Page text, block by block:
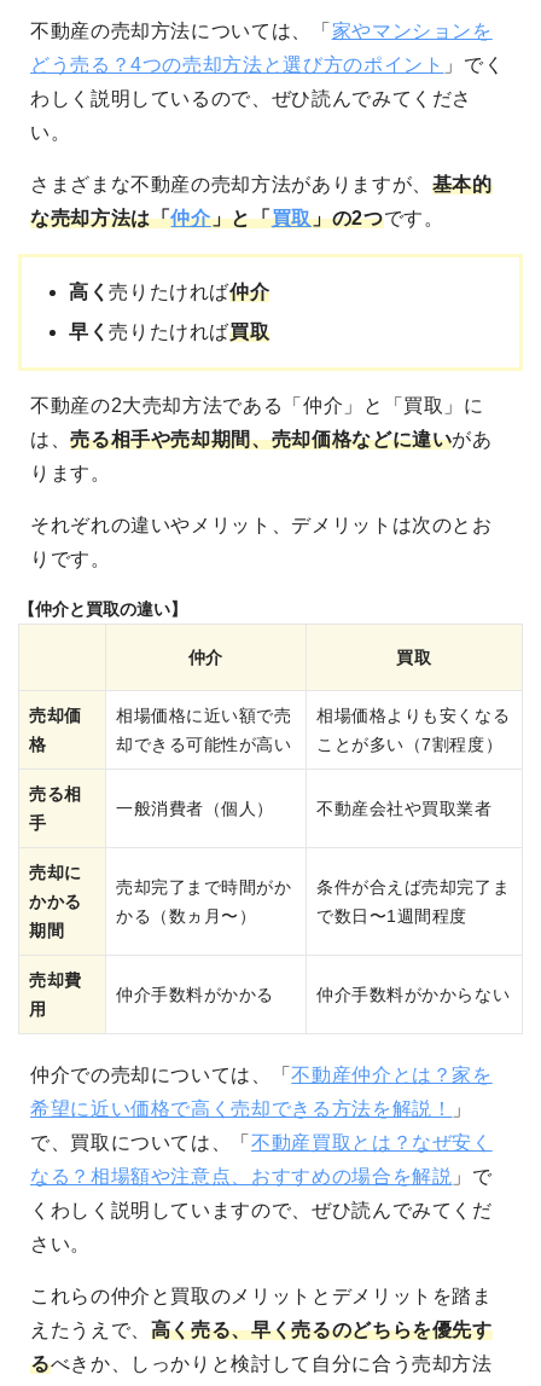
不動産の売却方法については、「 家やマンションを
どう売る？4つの売却方法と選び方のポイント 」でく
わしく説明しているので、ぜひ読んでみてくださ
い。
さまざまな不動産の売却方法がありますが、 基本的
な売却方法は「仲介」と「買取」の2つです。
高く売りたければ仲介
早く売りたければ買取
不動産の2大売却方法である「仲介」と「買取」に
は、売る相手や売却期間、売却価格などに違いがあ
ります。
それぞれの違いやメリット、デメリットは次のとお
りです。
【仲介と買取の違い】
仲介 買取
売却価
格
相場価格に近い額で売
却できる可能性が高い
相場価格よりも安くなる
ことが多い（7割程度）
売る相
手
一般消費者（個人） 不動産会社や買取業者
売却に
かかる
期間
売却完了まで時間がか
かる（数ヵ月〜）
条件が合えば売却完了ま
で数日〜1週間程度
売却費
用
仲介手数料がかかる 仲介手数料がかからない
仲介での売却については、「不動産仲介とは？家を
希望に近い価格で高く売却できる方法を解説！
」
で、買取については、「不動産買取とは？なぜ安く
なる？相場額や注意点、おすすめの場合を解説 」で
くわしく説明していますので、ぜひ読んでみてくだ
さい。
これらの仲介と買取のメリットとデメリットを踏ま
えたうえで、 高く売る、早く売るのどちらを優先す
るべきか、しっかりと検討して自分に合う売却方法